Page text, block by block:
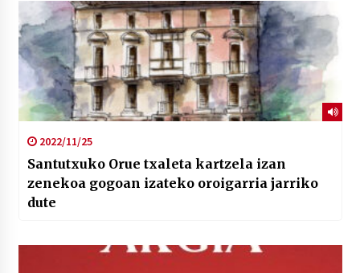
2022/11/25
Santutxuko Orue txaleta kartzela izan
zenekoa gogoan izateko oroigarria jarriko
dute